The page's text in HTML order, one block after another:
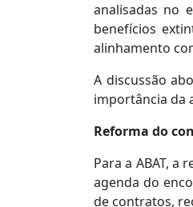
analisadas no
benefícios
alinhamento
A discussão
importância da
Reforma do
Para a ABAT,
agenda do
de contratos,